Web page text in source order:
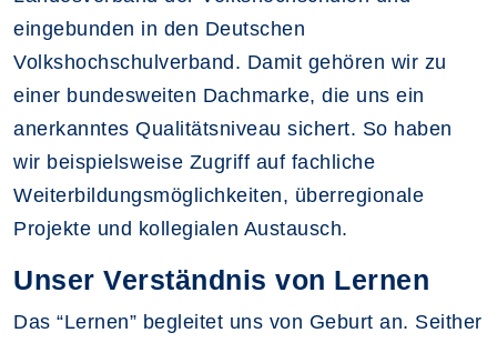
eingebunden in den Deutschen
Volkshochschulverband. Damit gehören wir zu
einer bundesweiten Dachmarke, die uns ein
anerkanntes Qualitätsniveau sichert. So haben
wir beispielsweise Zugriff auf fachliche
Weiterbildungsmöglichkeiten, überregionale
Projekte und kollegialen Austausch.
Unser Verständnis von Lernen
Das “Lernen” begleitet uns von Geburt an. Seither